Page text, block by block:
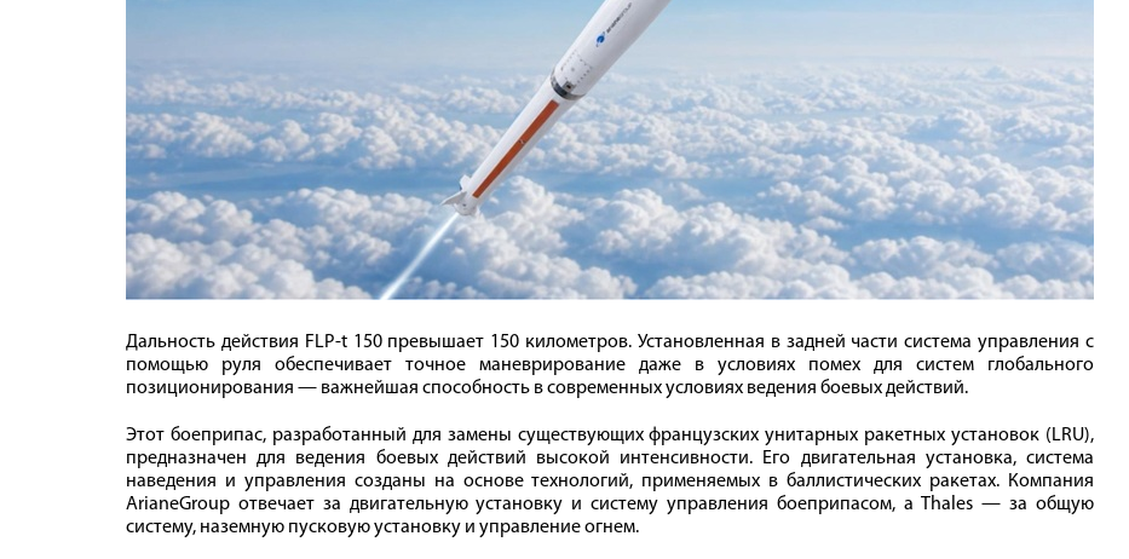
Дальность действия FLP-t 150 превышает 150 километров. Установленная в задней части система управления с
помощью руля обеспечивает точное маневрирование даже в условиях помех для систем глобального
позиционирования — важнейшая способность в современных условиях ведения боевых действий.
Этот боеприпас, разработанный для замены существующих французских унитарных ракетных установок (LRU),
предназначен для ведения боевых действий высокой интенсивности. Его двигательная установка, система
наведения и управления созданы на основе технологий, применяемых в баллистических ракетах. Компания
ArianeGroup отвечает за двигательную установку и систему управления боеприпасом, а Thales — за общую
систему, наземную пусковую установку и управление огнем.